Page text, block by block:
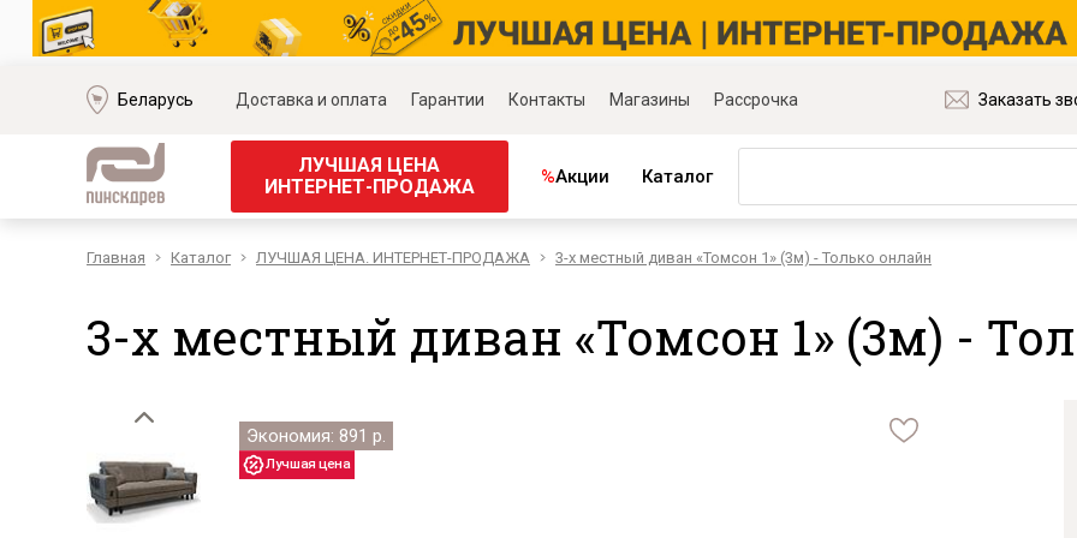
Беларусь Доставка и оплата Гарантии Контакты Магазины Рассрочка Заказать
ЛУЧШАЯ ЦЕНА
ИНТЕРНЕТ-ПРОДАЖА
%Акции Каталог
Мягкая мебель
Модульные диваны
Кожаные диваны
Угловые диваны
Прямые диваны
Кресла
Корпусная мебель
Наборы для спальни
Матрасы и товары для сна
Распродажа матрасов
Матрасы для диванов
Подушки
Главная Каталог ЛУЧШАЯ ЦЕНА. ИНТЕРНЕТ-ПРОДАЖА 3-х местный диван «Томсон 1» (3м) - Только онлайн
3-х местный диван «Томсон 1» (3м) -
Экономия: 891 р.